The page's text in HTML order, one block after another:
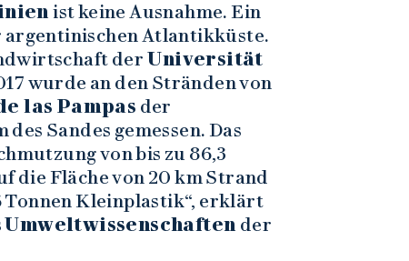
ist keine Ausnahme. Ein
argentinischen Atlantikküste.
der Universität
wurde an den Stränden von
las Pampas der
Sandes gemessen. Das
von bis zu 86,3
die Fläche von 20 km Strand
Tonnen Kleinplastik“, erklärt
Umweltwissenschaften der